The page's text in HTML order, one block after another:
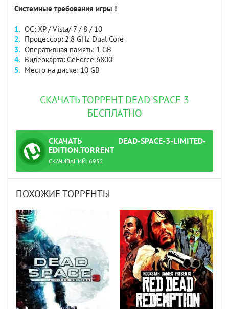
Системные требования игры !
ОС: XP / Vista/ 7 / 8 / 10
Процессор: 2.8 GHz Dual Core
Оперативная память: 1 GB
Видеокарта: GeForce 6800
Место на диске: 10 GB
СКАЧАТЬ ТОРРЕНТ DEAD SPACE 3
БЕСПЛАТНО
СКАЧАТЬ
ТОРРЕНТ
DEAD-SPACE-3-LIMITED-
EDITION.TORRENT
СКАЧИВАНИЙ: 6952
ПОХОЖИЕ ТОРРЕНТЫ